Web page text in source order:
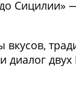
вкусов,
диалог